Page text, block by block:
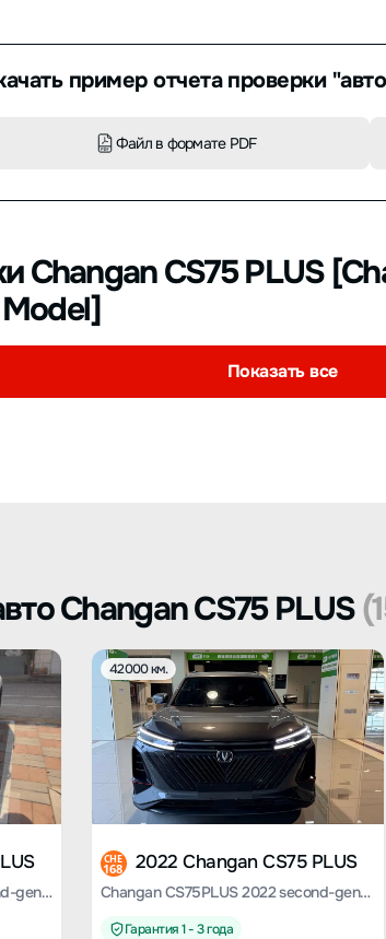
пример отчета проверки
Файл в формате PDF
Changan CS75 PLUS
Показать все
Changan CS75 PLUS
Changan CS75 PLUS 2022 second-generation 2.0T automatic flagship model
42000 км.
CHE
168 2022 Changan CS75 PLUS
Changan CS75PLUS 2022 second-generation 1.5T automatic premium type
Гарантия 1 - 3 года